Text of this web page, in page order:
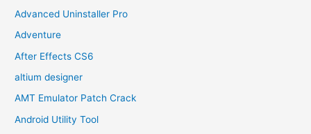
Advanced Uninstaller Pro
Adventure
After Effects CS6
altium designer
AMT Emulator Patch Crack
Android Utility Tool